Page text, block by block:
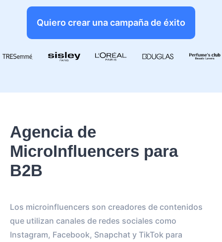
Quiero crear una campaña de éxito
Agencia de
MicroInfluencers para
B2B
Los microinfluencers son creadores de contenidos
que utilizan canales de redes sociales como
Instagram, Facebook, Snapchat y TikTok para